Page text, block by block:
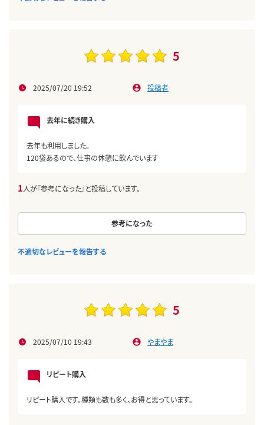
5
2025/07/20 19:52 投稿者
去年に続き購入
去年も利用しました。
120袋あるので、仕事の休憩に飲んでいます
1人が『参考になった』と投稿しています。
参考になった
不適切なレビューを報告する
5
2025/07/10 19:43 やまやま
リピート購入
リピート購入です。種類も数も多く、お得と思っています。